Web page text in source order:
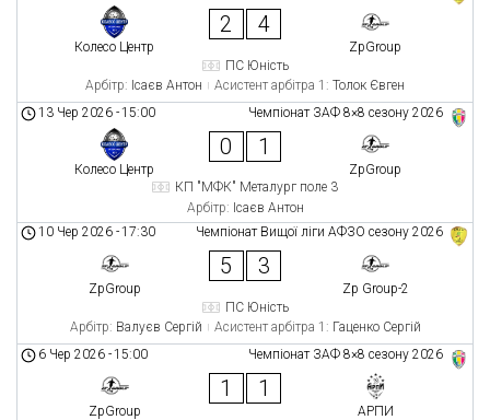
Колесо Центр
2 4
ZpGroup
ПС Юність
Арбітр: Ісаєв Антон Асистент арбітра 1: Толок Євген
Чемпіонат ЗАФ 8×8 сезону 2026
13 Чер 2026 -15:00
Колесо Центр
0 1
ZpGroup
КП "МФК" Металург поле 3
Арбітр: Ісаєв Антон
Чемпіонат Вищої ліги АФЗО сезону 2026
10 Чер 2026 -17:30
ZpGroup
5 3
Zp Group-2
ПС Юність
Арбітр: Валуєв Сергій Асистент арбітра 1: Гаценко Сергій
Чемпіонат ЗАФ 8×8 сезону 2026
6 Чер 2026 -15:00
ZpGroup
1 1
АРПИ